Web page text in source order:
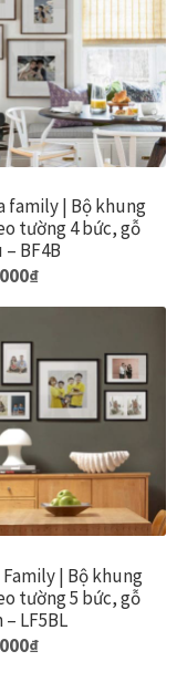
family | Bộ khung
tường 4 bức, gỗ
– BF4B
₫
| Bộ khung
tường 5 bức, gỗ
– LF5BL
₫